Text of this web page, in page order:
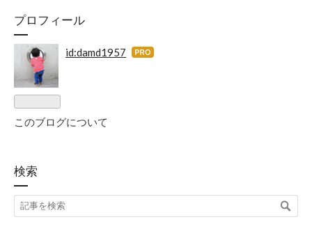
プロフィール
id:damd1957 はて
このブログについて
検索